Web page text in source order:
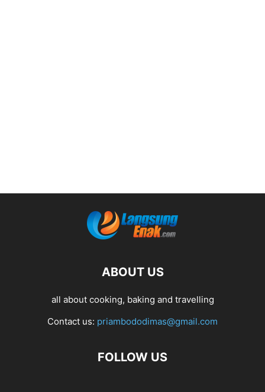
ABOUT US
all about cooking, baking and travelling
Contact us: priambododimas@gmail.com
FOLLOW US